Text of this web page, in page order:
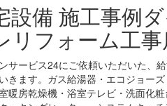
設備 施工事例
リフォーム工
サービス24にご依頼いただいた、
きます。ガス給湯器・エコジョー
暖房乾燥機・浴室テレビ・洗面化